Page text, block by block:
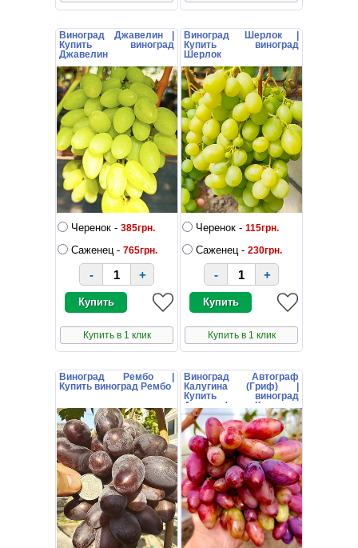
Виноград Джавелин |
Купить виноград
Джавелин
Черенок - 385грн.
Саженец - 765грн.
- +
Купить в 1 клик
Виноград Шерлок |
Купить виноград
Шерлок
Черенок - 115грн.
Саженец - 230грн.
- +
Купить в 1 клик
Виноград Рембо |
Купить виноград Рембо
Виноград Автограф
Калугина (Гриф) |
Купить виноград
Автограф Калугина
(Гриф)